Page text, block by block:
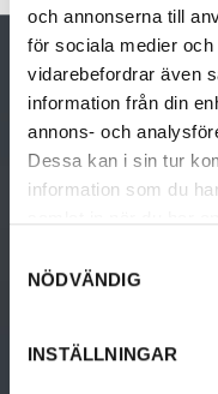
och annonserna till
för sociala medier
vidarebefordrar även
information från din
annons- och
Dessa kan i sin tur
information som du
NÖDVÄNDIG
INSTÄLLNINGAR
UPPTÄCK
Upptäck Värmland
Resa hit